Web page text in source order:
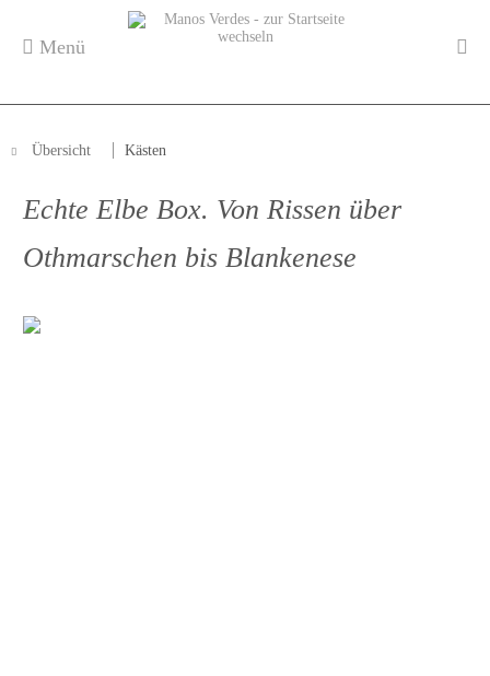
Menü
Übersicht Kästen
Echte Elbe Box. Von Rissen über
Othmarschen bis Blankenese